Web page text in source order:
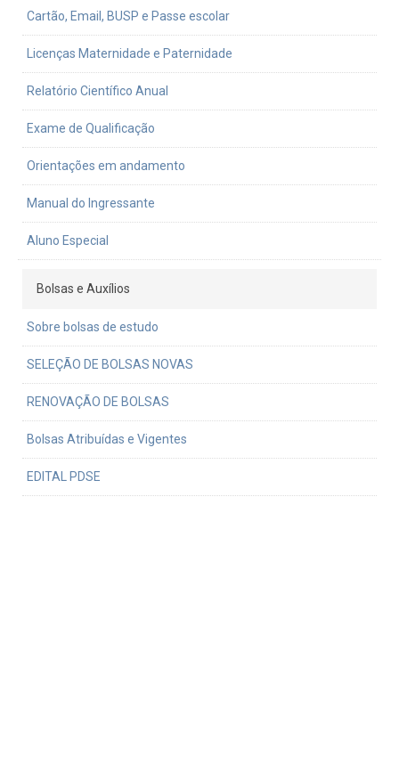
Cartão, Email, BUSP e Passe escolar
Licenças Maternidade e Paternidade
Relatório Científico Anual
Exame de Qualificação
Orientações em andamento
Manual do Ingressante
Aluno Especial
Bolsas e Auxílios
Sobre bolsas de estudo
SELEÇÃO DE BOLSAS NOVAS
RENOVAÇÃO DE BOLSAS
Bolsas Atribuídas e Vigentes
EDITAL PDSE